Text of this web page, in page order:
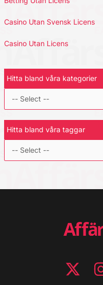
Casino Utan Svensk Licens
Casino Utan Licens
Hitta bland våra kategorier
Hitta bland våra taggar